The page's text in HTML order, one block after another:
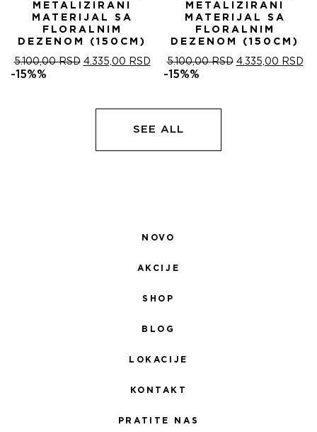
METALIZIRANI
MATERIJAL SA
FLORALNIM
DEZENOM (150CM)
5.100,00RSD ОРИГИНАЛНА
5.100,00 RSD.
4.335,00 RSDТРЕНУТНА
ЦЕНА
-15%%
METALIZIRANI
MATERIJAL SA
FLORALNIM
DEZENOM (150CM)
5.100,00RSD ОРИГИНАЛНА
4.335,00 RSD
-15%%
SEE ALL
NOVO
AKCIJE
SHOP
BLOG
LOKACIJE
KONTAKT
PRATITE NAS